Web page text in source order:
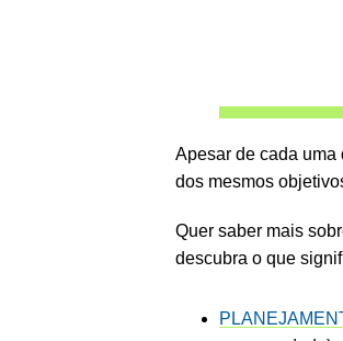
Apesar de cada uma
dos mesmos
Quer saber mais
descubra o que